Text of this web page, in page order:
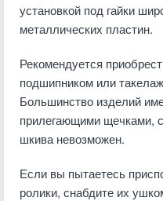
установкой под гайки
металлических пластин.
Рекомендуется
подшипником или
Большинство изделий
прилегающими щечками,
шкива невозможен.
Если вы пытаетесь
ролики, снабдите их